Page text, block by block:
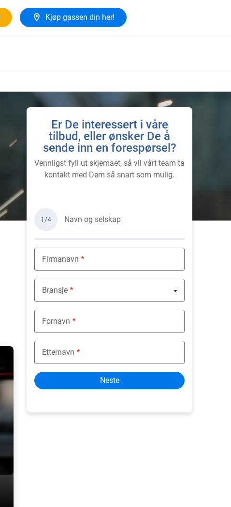
Kjøp gassen din her!
Er De interessert i våre
tilbud, eller ønsker De å
sende inn en forespørsel?
Vennligst fyll ut skjemaet, så vil vårt team ta
kontakt med Dem så snart som mulig.
1/4 Navn og selskap
Firmanavn
Bransje
Nothing selected
Fornavn
Etternavn